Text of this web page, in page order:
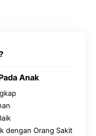
Anak
dengan Orang Sakit